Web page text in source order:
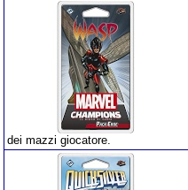
dei mazzi giocatore.